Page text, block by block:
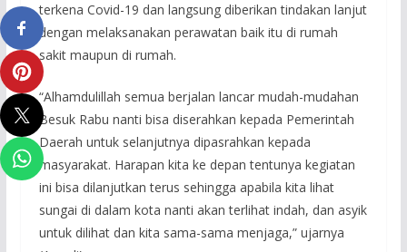
terkena Covid-19 dan langsung diberikan tindakan lanjut
dengan melaksanakan perawatan baik itu di rumah
sakit maupun di rumah.
“Alhamdulillah semua berjalan lancar mudah-mudahan
Besuk Rabu nanti bisa diserahkan kepada Pemerintah
Daerah untuk selanjutnya dipasrahkan kepada
masyarakat. Harapan kita ke depan tentunya kegiatan
ini bisa dilanjutkan terus sehingga apabila kita lihat
sungai di dalam kota nanti akan terlihat indah, dan asyik
untuk dilihat dan kita sama-sama menjaga,” ujarnya